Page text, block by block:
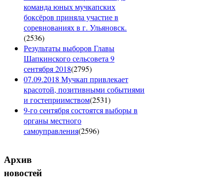
команда юных мучкапских
боксёров приняла участие в
соревнованиях в г. Ульяновск.
(2536)
Результаты выборов Главы
Шапкинского сельсовета 9
сентября 2018(2795)
07.09.2018 Мучкап привлекает
красотой, позитивными событиями
и гостеприимством(2531)
9-го сентября состоятся выборы в
органы местного
самоуправления(2596)
Архив
новостей